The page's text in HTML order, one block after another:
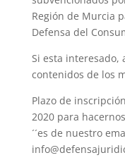
Región de Murcia
Defensa del
Si esta interesado,
contenidos de los
Plazo de
2020 para
´´es de nuestro